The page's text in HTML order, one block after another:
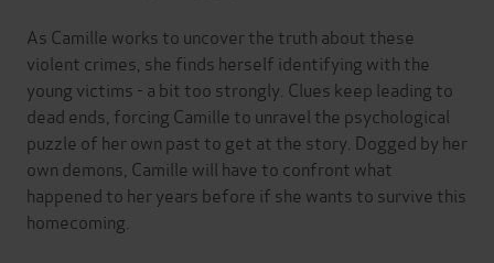
As Camille works to uncover the truth about these
violent crimes, she finds herself identifying with the
young victims - a bit too strongly. Clues keep leading to
dead ends, forcing Camille to unravel the psychological
puzzle of her own past to get at the story. Dogged by her
own demons, Camille will have to confront what
happened to her years before if she wants to survive this